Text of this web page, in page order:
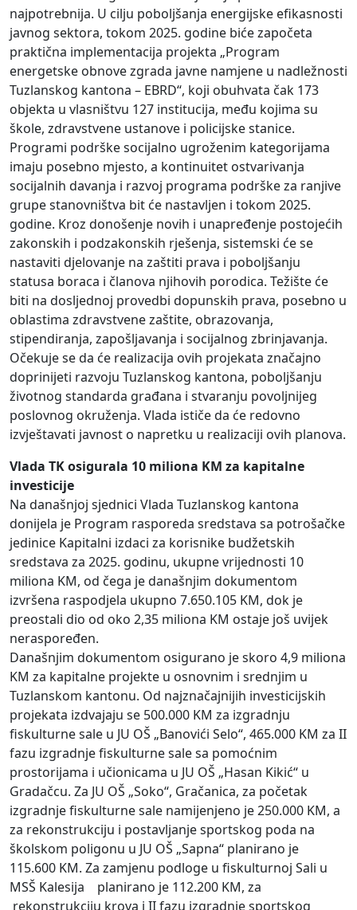
najpotrebnija. U cilju poboljšanja energijske efikasnosti
javnog sektora, tokom 2025. godine biće započeta
praktična implementacija projekta „Program
energetske obnove zgrada javne namjene u nadležnosti
Tuzlanskog kantona – EBRD“, koji obuhvata čak 173
objekta u vlasništvu 127 institucija, među kojima su
škole, zdravstvene ustanove i policijske stanice.
Programi podrške socijalno ugroženim kategorijama
imaju posebno mjesto, a kontinuitet ostvarivanja
socijalnih davanja i razvoj programa podrške za ranjive
grupe stanovništva bit će nastavljen i tokom 2025.
godine. Kroz donošenje novih i unapređenje postojećih
zakonskih i podzakonskih rješenja, sistemski će se
nastaviti djelovanje na zaštiti prava i poboljšanju
statusa boraca i članova njihovih porodica. Težište će
biti na dosljednoj provedbi dopunskih prava, posebno u
oblastima zdravstvene zaštite, obrazovanja,
stipendiranja, zapošljavanja i socijalnog zbrinjavanja.
Očekuje se da će realizacija ovih projekata značajno
doprinijeti razvoju Tuzlanskog kantona, poboljšanju
životnog standarda građana i stvaranju povoljnijeg
poslovnog okruženja. Vlada ističe da će redovno
izvještavati javnost o napretku u realizaciji ovih planova.
Vlada TK osigurala 10 miliona KM za kapitalne
investicije
Na današnjoj sjednici Vlada Tuzlanskog kantona
donijela je Program rasporeda sredstava sa potrošačke
jedinice Kapitalni izdaci za korisnike budžetskih
sredstava za 2025. godinu, ukupne vrijednosti 10
miliona KM, od čega je današnjim dokumentom
izvršena raspodjela ukupno 7.650.105 KM, dok je
preostali dio od oko 2,35 miliona KM ostaje još uvijek
neraspoređen.
Današnjim dokumentom osigurano je skoro 4,9 miliona
KM za kapitalne projekte u osnovnim i srednjim u
Tuzlanskom kantonu. Od najznačajnijih investicijskih
projekata izdvajaju se 500.000 KM za izgradnju
fiskulturne sale u JU OŠ „Banovići Selo“, 465.000 KM za II
fazu izgradnje fiskulturne sale sa pomoćnim
prostorijama i učionicama u JU OŠ „Hasan Kikić“ u
Gradačcu. Za JU OŠ „Soko“, Gračanica, za početak
izgradnje fiskulturne sale namijenjeno je 250.000 KM, a
za rekonstrukciju i postavljanje sportskog poda na
školskom poligonu u JU OŠ „Sapna“ planirano je
115.600 KM. Za zamjenu podloge u fiskulturnoj Sali u
MSŠ Kalesija planirano je 112.200 KM, za
rekonstrukciju krova i II fazu izgradnje sportskog